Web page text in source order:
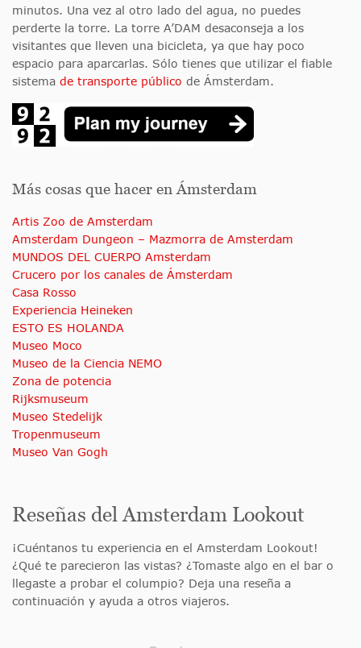
minutos. Una vez al otro lado del agua, no puedes
perderte la torre. La torre A’DAM desaconseja a los
visitantes que lleven una bicicleta, ya que hay poco
espacio para aparcarlas. Sólo tienes que utilizar el fiable
sistema de transporte público de Ámsterdam.
Más cosas que hacer en Ámsterdam
Artis Zoo de Amsterdam
Amsterdam Dungeon – Mazmorra de Amsterdam
MUNDOS DEL CUERPO Amsterdam
Crucero por los canales de Ámsterdam
Casa Rosso
Experiencia Heineken
ESTO ES HOLANDA
Museo Moco
Museo de la Ciencia NEMO
Zona de potencia
Rijksmuseum
Museo Stedelijk
Tropenmuseum
Museo Van Gogh
Reseñas del Amsterdam Lookout
¡Cuéntanos tu experiencia en el Amsterdam Lookout!
¿Qué te parecieron las vistas? ¿Tomaste algo en el bar o
llegaste a probar el columpio? Deja una reseña a
continuación y ayuda a otros viajeros.